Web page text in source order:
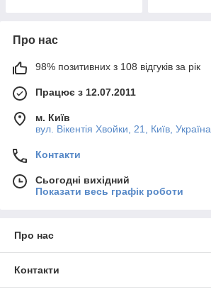
Про нас
98% позитивних з 108 відгуків за рік
Працює з 12.07.2011
м. Київ
вул. Вікентія Хвойки, 21, Київ, Україна
Контакти
Сьогодні вихідний
Показати весь графік роботи
Про нас
Контакти